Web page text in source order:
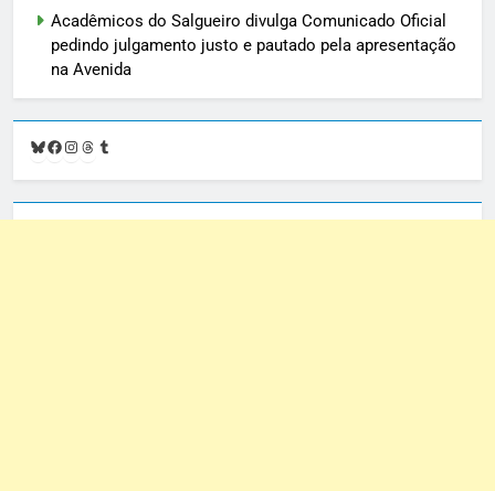
Acadêmicos do Salgueiro divulga Comunicado Oficial
pedindo julgamento justo e pautado pela apresentação
na Avenida
Bluesky
Facebook
Instagram
Threads